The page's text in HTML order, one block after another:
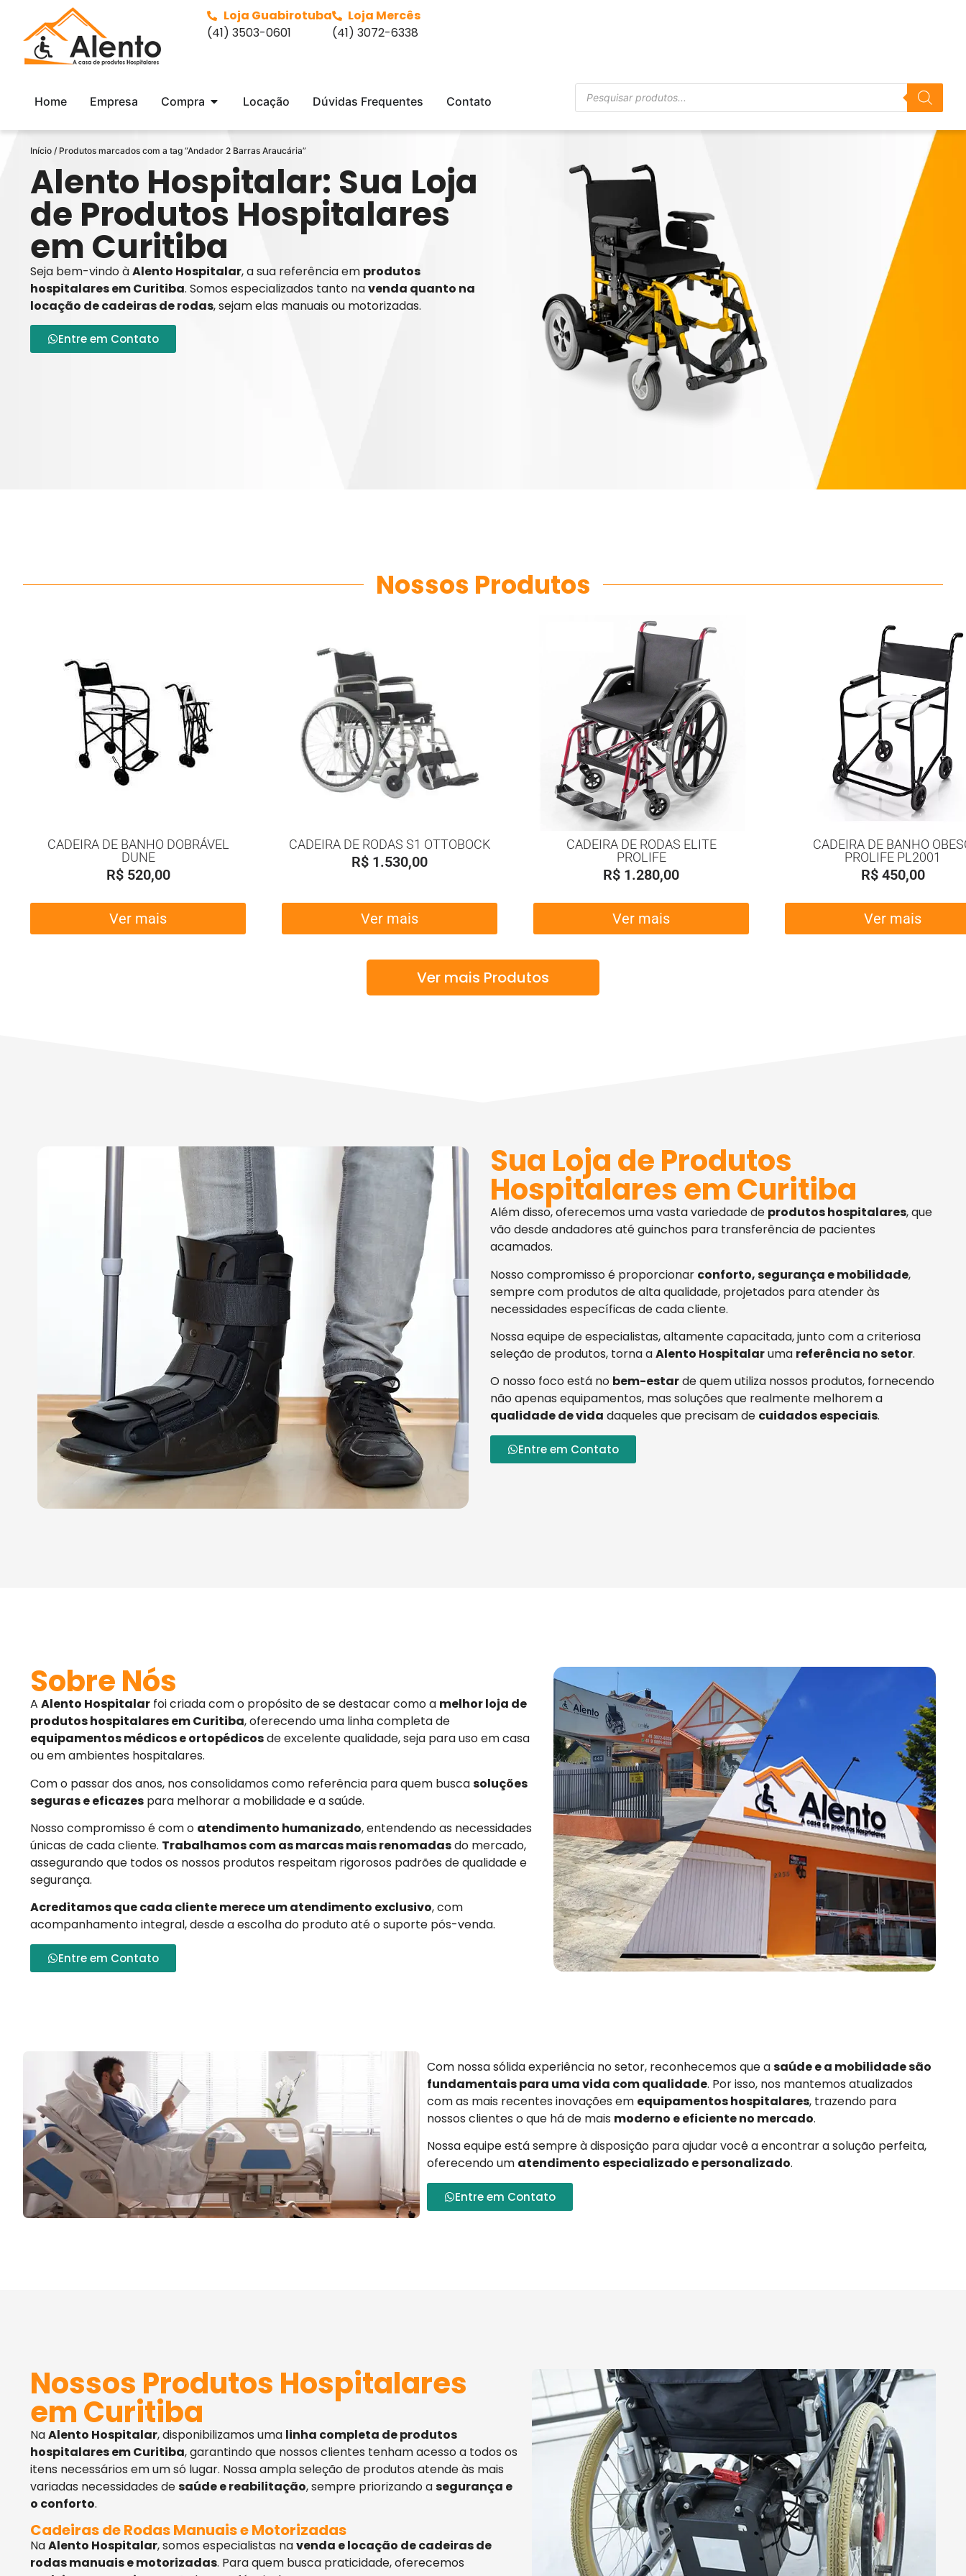
Loja Guabirotuba
(41) 3503-0601
Loja Mercês
(41) 3072-6338
Home Empresa Compra Locação Dúvidas Frequentes Contato
Início / Produtos marcados com a tag “Andador 2 Barras Araucária”
Alento Hospitalar: Sua Loja
de Produtos Hospitalares
em Curitiba
Seja bem-vindo àAlento Hospitalar, a sua referência em produtos
hospitalares em Curitiba. Somos especializados tanto navenda quanto na
locação de cadeiras de rodas, sejam elas manuais ou motorizadas.
Entre em Contato
Nossos Produtos
CADEIRA DE BANHO DOBRÁVEL
DUNE
R$520,00
Ver mais
CADEIRA DE RODAS S1 OTTOBOCK
R$ 1.530,00
Ver mais
CADEIRA DE RODAS ELITE
PROLIFE
R$ 1.280,00
Ver mais
CADEIRA DE BANHO
PROLIFE PL2001
R$450,00
Ver mais
Ver mais Produtos
Sua Loja de Produtos
Hospitalares em Curitiba
Além disso, oferecemos uma vasta variedade de produtos hospitalares, que
vão desde andadores até guinchos para transferência de pacientes
acamados.
Nosso compromisso é proporcionar conforto, segurança e mobilidade,
sempre com produtos de alta qualidade, projetados para atender às
necessidades específicas de cada cliente.
Nossa equipe de especialistas, altamente capacitada, junto com a criteriosa
seleção de produtos, torna aAlento Hospitalaruma referência no setor.
O nosso foco está no bem-estarde quem utiliza nossos produtos, fornecendo
não apenas equipamentos, mas soluções que realmente melhorem a
qualidade de vida daqueles que precisam de cuidados especiais.
Entre em Contato
Sobre Nós
A Alento Hospitalar foi criada com o propósito de se destacar como a melhor loja de
produtos hospitalares em Curitiba, oferecendo uma linha completa de
equipamentos médicos e ortopédicosde excelente qualidade, seja para uso em casa
ou em ambientes hospitalares.
Com o passar dos anos, nos consolidamos como referência para quem buscasoluções
seguras e eficazes para melhorar a mobilidade e a saúde.
Nosso compromisso é com o atendimento humanizado, entendendo as necessidades
únicas de cada cliente. Trabalhamos com as marcas mais renomadasdo mercado,
assegurando que todos os nossos produtos respeitam rigorosos padrões de qualidade e
segurança.
Acreditamos que cada cliente merece um atendimento exclusivo, com
acompanhamento integral, desde a escolha do produto até o suporte pós-venda.
Entre em Contato
Com nossa sólida experiência no setor, reconhecemos que asaúde e a mobilidade são
fundamentais para uma vida com qualidade. Por isso, nos mantemos atualizados
com as mais recentes inovações em equipamentos hospitalares, trazendo para
nossos clientes o que há de mais moderno e eficiente no mercado.
Nossa equipe está sempre à disposição para ajudar você a encontrar a solução perfeita,
oferecendo um atendimento especializado e personalizado.
Entre em Contato
Nossos Produtos Hospitalares
em Curitiba
NaAlento Hospitalar, disponibilizamos uma linha completa de produtos
hospitalares em Curitiba, garantindo que nossos clientes tenham acesso a todos os
itens necessários em um só lugar. Nossa ampla seleção de produtos atende às mais
variadas necessidades desaúde e reabilitação, sempre priorizando asegurança e
o conforto.
Cadeiras de Rodas Manuais e Motorizadas
NaAlento Hospitalar, somos especialistas navenda e locação de cadeiras de
rodas manuais e motorizadas. Para quem busca praticidade, oferecemos